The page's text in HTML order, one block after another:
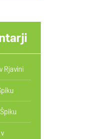
Rjavini